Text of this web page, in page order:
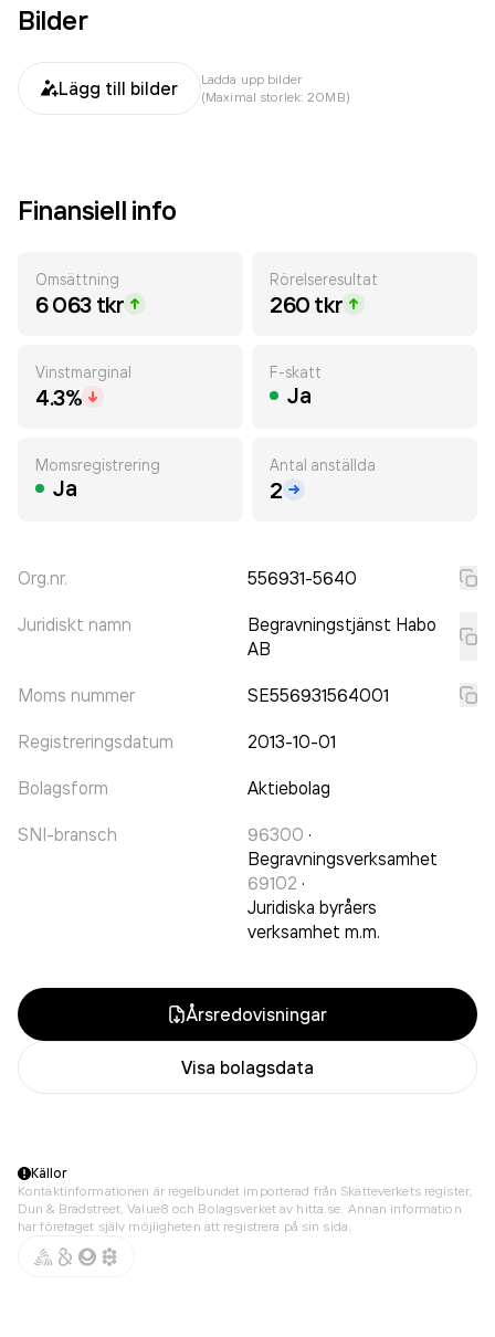
Bilder
Lägg till bilder
Ladda upp bilder
(Maximal storlek: 20MB)
Finansiell info
Omsättning
6 063 tkr
Rörelseresultat
260 tkr
Vinstmarginal
4.3%
F-skatt
Ja
Momsregistrering
Ja
Antal anställda
2
Org.nr. 556931-5640
Juridiskt namn
Begravningstjänst Habo
AB
Moms nummer SE556931564001
Registreringsdatum 2013-10-01
Bolagsform Aktiebolag
SNI-bransch 96300 ·
Begravningsverksamhet
69102 ·
Juridiska byråers
verksamhet m.m.
Årsredovisningar
Visa bolagsdata
Källor
Kontaktinformationen är regelbundet importerad från Skatteverkets register,
Dun & Bradstreet, Value8 och Bolagsverket av hitta.se. Annan information
har företaget själv möjligheten att registrera på sin sida.